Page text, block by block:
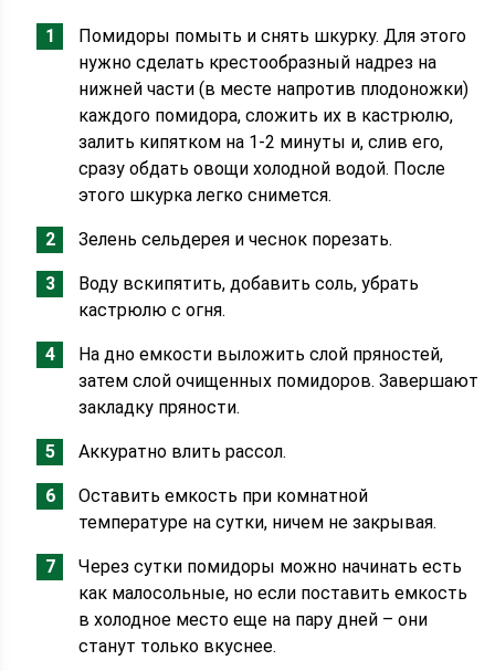
Помидоры помыть и снять шкурку. Для этого
нужно сделать крестообразный надрез на
нижней части (в месте напротив плодоножки)
каждого помидора, сложить их в кастрюлю,
залить кипятком на 1-2 минуты и, слив его,
сразу обдать овощи холодной водой. После
этого шкурка легко снимется.
Зелень сельдерея и чеснок порезать.
Воду вскипятить, добавить соль, убрать
кастрюлю с огня.
На дно емкости выложить слой пряностей,
затем слой очищенных помидоров. Завершают
закладку пряности.
Аккуратно влить рассол.
Оставить емкость при комнатной
температуре на сутки, ничем не закрывая.
Через сутки помидоры можно начинать есть
как малосольные, но если поставить емкость
в холодное место еще на пару дней – они
станут только вкуснее.